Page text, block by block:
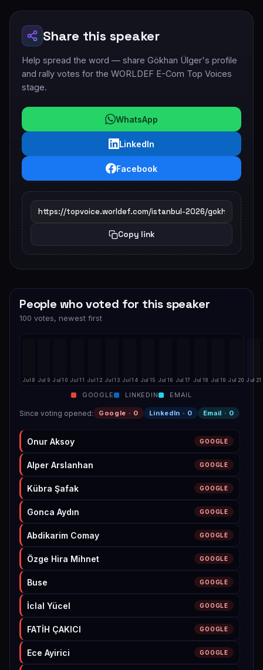
Share this speaker
Help spread the word — share Gökhan Ülger's profile
and rally votes for the WORLDEF E-Com Top Voices
stage.
WhatsApp
LinkedIn
Facebook
Copy link
People who voted for this speaker
100 votes, newest first
Jul 8 Jul 9 Jul 10 Jul 11 Jul 12 Jul 13 Jul 14 Jul 15 Jul 16 Jul 17 Jul 18 Jul 19 Jul 20 Jul 21
GOOGLE LINKEDIN EMAIL
Since voting opened: Google · 0 LinkedIn · 0 Email · 0
Onur Aksoy GOOGLE
Alper Arslanhan GOOGLE
Kübra Şafak GOOGLE
Gonca Aydın GOOGLE
Abdikarim Comay GOOGLE
Özge Hira Mihnet GOOGLE
Buse GOOGLE
İclal Yücel GOOGLE
FATİH ÇAKICI GOOGLE
Ece Ayirici GOOGLE